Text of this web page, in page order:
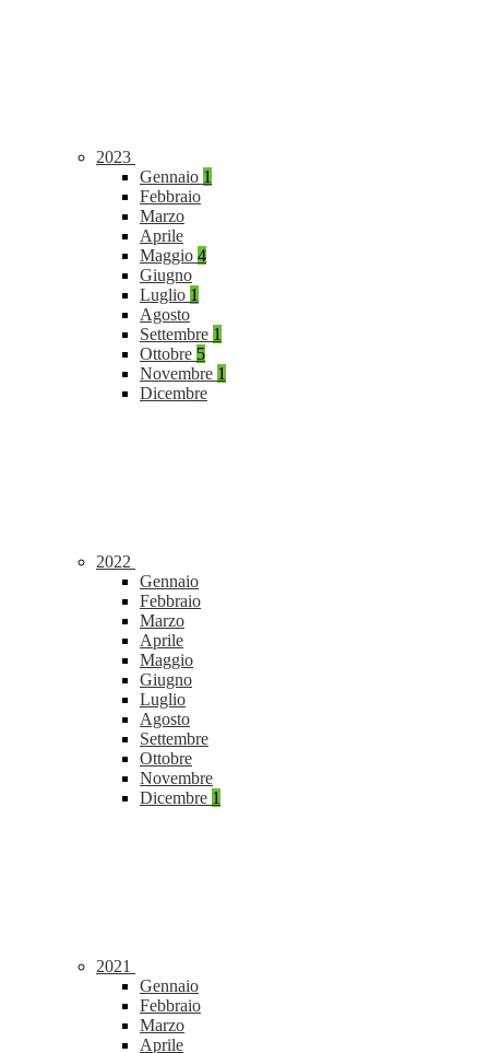
2023
Gennaio 1
Febbraio
Marzo
Aprile
Maggio 4
Giugno
Luglio 1
Agosto
Settembre 1
Ottobre 5
Novembre 1
Dicembre
2022
Gennaio
Febbraio
Marzo
Aprile
Maggio
Giugno
Luglio
Agosto
Settembre
Ottobre
Novembre
Dicembre 1
2021
Gennaio
Febbraio
Marzo
Aprile